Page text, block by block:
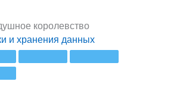
королевство
и хранения данных